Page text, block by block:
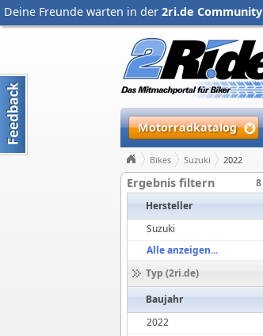
Deine Freunde warten in der 2ri.de Community
Motorradkatalog
Bikes Suzuki 2022
Ergebnis filtern 8
Hersteller
Suzuki
Alle anzeigen...
Typ (2ri.de)
Baujahr
2022